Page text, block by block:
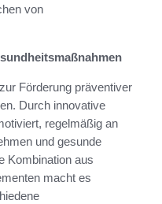
von
Förderung präventiver
Durch innovative
regelmäßig an
und gesunde
Kombination aus
macht es